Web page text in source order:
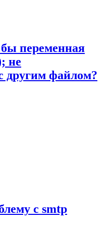
переменная
не
другим файлом?
с smtp